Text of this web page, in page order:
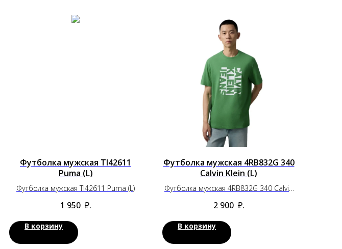
Футболка мужская TI42611
Puma (L)
Футболка мужская TI42611 Puma (L)
1 950 ₽.
В корзину
Футболка мужская 4RB832G 340
Calvin Klein (L)
Футболка мужская 4RB832G 340 Calvin
2 900 ₽.
В корзину